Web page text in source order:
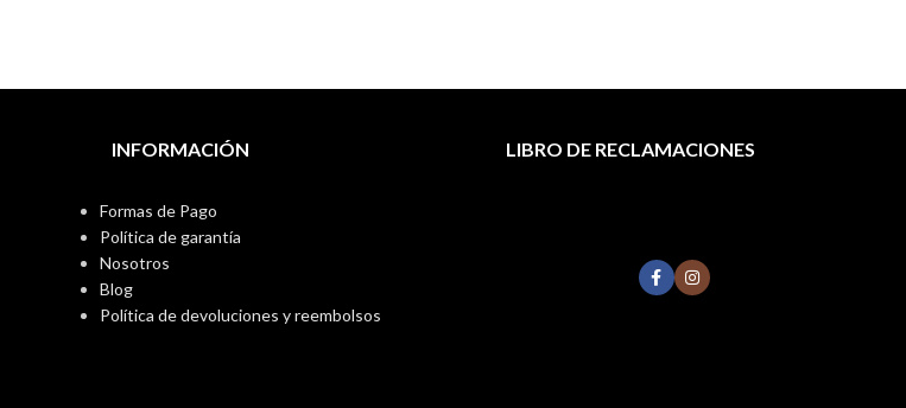
INFORMACIÓN
Formas de Pago
Política de garantía
Nosotros
Blog
Política de devoluciones y reembolsos
LIBRO DE RECLAMACIONES